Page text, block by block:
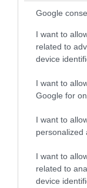
Google
I want to
related to
device
I want to
Google for
I want to
personalized
I want to
related to
device
07.08.2026 | 20:02
Ο Γιάννης
Κωνσταντίνο